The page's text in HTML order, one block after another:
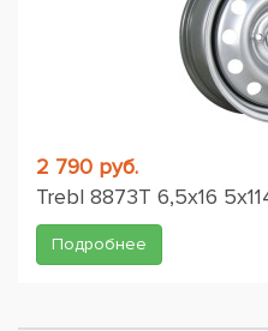
2 790 руб.
Trebl 8873T 6,5x16
Подробнее